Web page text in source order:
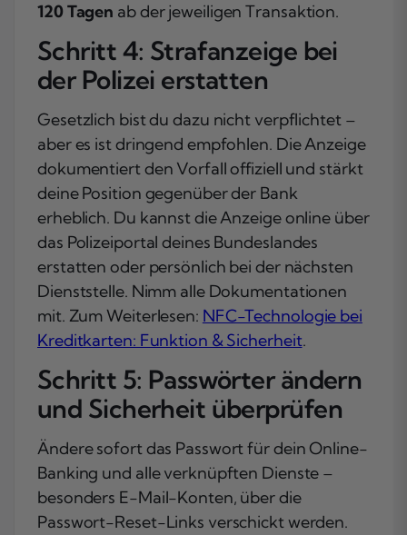
120 Tagen ab der jeweiligen Transaktion.
Schritt 4: Strafanzeige bei
der Polizei erstatten
Gesetzlich bist du dazu nicht verpflichtet –
aber es ist dringend empfohlen. Die Anzeige
dokumentiert den Vorfall offiziell und stärkt
deine Position gegenüber der Bank
erheblich. Du kannst die Anzeige online über
das Polizeiportal deines Bundeslandes
erstatten oder persönlich bei der nächsten
Dienststelle. Nimm alle Dokumentationen
mit. Zum Weiterlesen: NFC-Technologie bei
Kreditkarten: Funktion & Sicherheit.
Schritt 5: Passwörter ändern
und Sicherheit überprüfen
Ändere sofort das Passwort für dein Online-
Banking und alle verknüpften Dienste –
besonders E-Mail-Konten, über die
Passwort-Reset-Links verschickt werden.